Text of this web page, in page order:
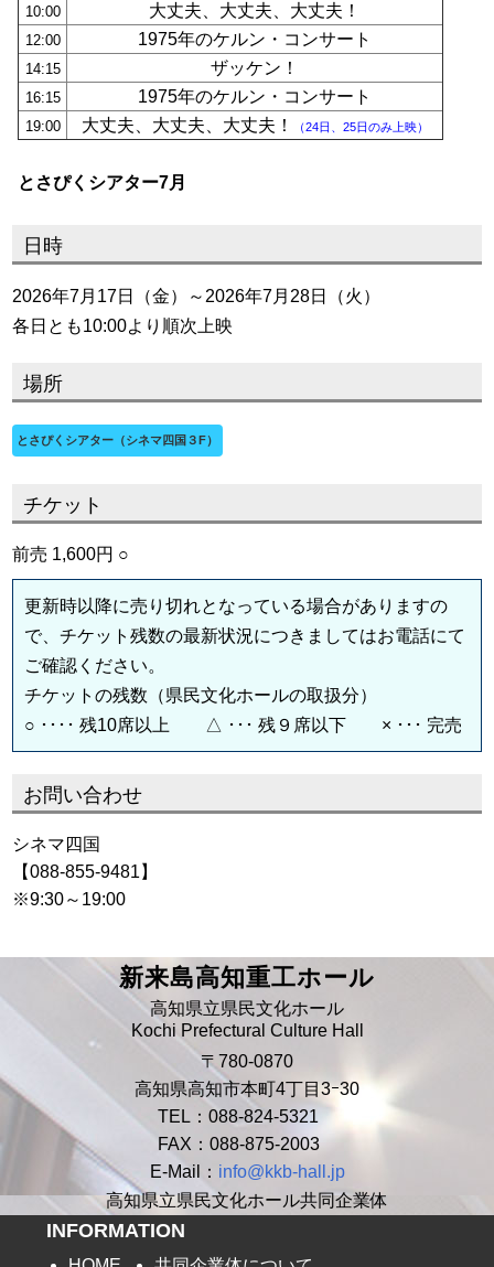
10:00
大丈夫、大丈夫、大丈夫！
12:00 1975年のケルン・コンサート
14:15 ザッケン！
16:15 1975年のケルン・コンサート
19:00 大丈夫、大丈夫、大丈夫！ （24日、25日のみ上映）
とさぴくシアター7月
日時
2026年7月17日（金）～2026年7月28日（火）
各日とも10:00より順次上映
場所
とさぴくシアター（シネマ四国３F）
チケット
前売 1,600円 ○
更新時以降に売り切れとなっている場合がありますの
で、チケット残数の最新状況につきましてはお電話にて
ご確認ください。
チケットの残数（県民文化ホールの取扱分）
○ ････ 残10席以上 △ ･･･ 残９席以下 × ･･･ 完売
お問い合わせ
シネマ四国
【088-855-9481】
※9:30～19:00
新来島高知重工ホール
高知県立県民文化ホール
Kochi Prefectural Culture Hall
〒780-0870
高知県高知市本町4丁目3ｰ30
TEL：088-824-5321
FAX：088-875-2003
E-Mail： info@kkb-hall.jp
高知県立県民文化ホール共同企業体
INFORMATION